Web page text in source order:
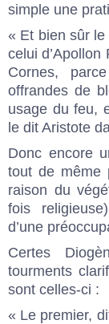
simple une
« Et bien sûr le
celui d’Apollon
Cornes,
offrandes de
usage du feu,
le dit Aristote
Donc encore
tout de même
raison du
fois
d’une
Certes
tourments
sont celles-ci :
« Le premier,